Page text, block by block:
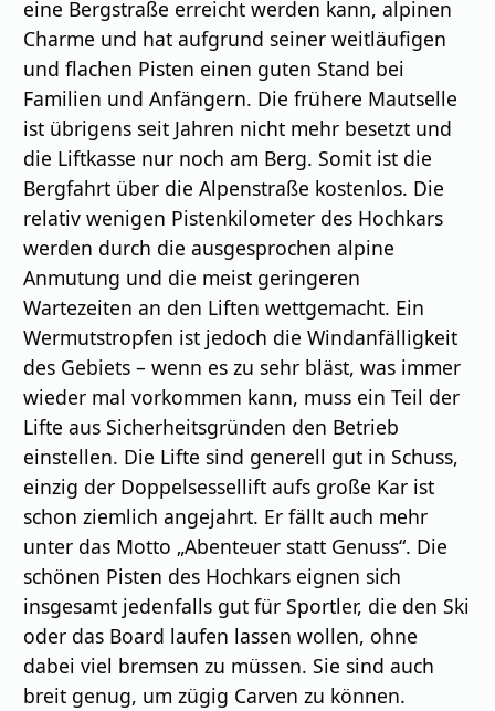
eine Bergstraße erreicht werden kann, alpinen
Charme und hat aufgrund seiner weitläufigen
und flachen Pisten einen guten Stand bei
Familien und Anfängern. Die frühere Mautselle
ist übrigens seit Jahren nicht mehr besetzt und
die Liftkasse nur noch am Berg. Somit ist die
Bergfahrt über die Alpenstraße kostenlos. Die
relativ wenigen Pistenkilometer des Hochkars
werden durch die ausgesprochen alpine
Anmutung und die meist geringeren
Wartezeiten an den Liften wettgemacht. Ein
Wermutstropfen ist jedoch die Windanfälligkeit
des Gebiets – wenn es zu sehr bläst, was immer
wieder mal vorkommen kann, muss ein Teil der
Lifte aus Sicherheitsgründen den Betrieb
einstellen. Die Lifte sind generell gut in Schuss,
einzig der Doppelsessellift aufs große Kar ist
schon ziemlich angejahrt. Er fällt auch mehr
unter das Motto „Abenteuer statt Genuss“. Die
schönen Pisten des Hochkars eignen sich
insgesamt jedenfalls gut für Sportler, die den Ski
oder das Board laufen lassen wollen, ohne
dabei viel bremsen zu müssen. Sie sind auch
breit genug, um zügig Carven zu können.